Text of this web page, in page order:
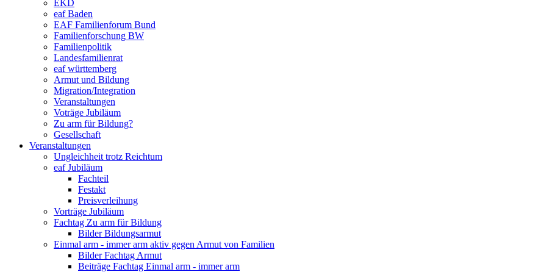
EKD
eaf Baden
EAF Familienforum Bund
Familienforschung BW
Familienpolitik
Landesfamilienrat
eaf württemberg
Armut und Bildung
Migration/Integration
Veranstaltungen
Voträge Jubiläum
Zu arm für Bildung?
Gesellschaft
Veranstaltungen
Ungleichheit trotz Reichtum
eaf Jubiläum
Fachteil
Festakt
Preisverleihung
Vorträge Jubiläum
Fachtag Zu arm für Bildung
Bilder Bildungsarmut
Einmal arm - immer arm aktiv gegen Armut von Familien
Bilder Fachtag Armut
Beiträge Fachtag Einmal arm - immer arm